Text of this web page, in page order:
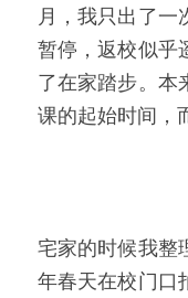
月，我只出了一
暂停，返校似乎
了在家踏步。本
课的起始时间，
宅家的时候我整
年春天在校门口